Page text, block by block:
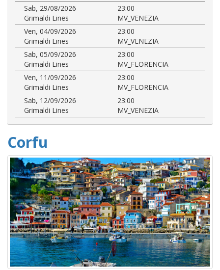
Sab, 29/08/2026
23:00
Grimaldi Lines
MV_VENEZIA
Ven, 04/09/2026
23:00
Grimaldi Lines
MV_VENEZIA
Sab, 05/09/2026
23:00
Grimaldi Lines
MV_FLORENCIA
Ven, 11/09/2026
23:00
Grimaldi Lines
MV_FLORENCIA
Sab, 12/09/2026
23:00
Grimaldi Lines
MV_VENEZIA
Corfu